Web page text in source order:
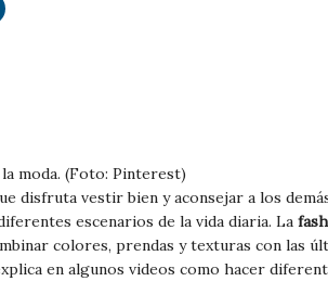
moda. (Foto: Pinterest)
disfruta vestir bien y aconsejar a los
escenarios de la vida diaria. La
colores, prendas y texturas con las
en algunos videos como hacer